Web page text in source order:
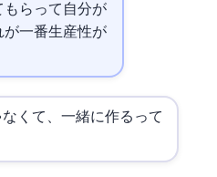
もらって自分が
一番生産性が
くて、一緒に作るって